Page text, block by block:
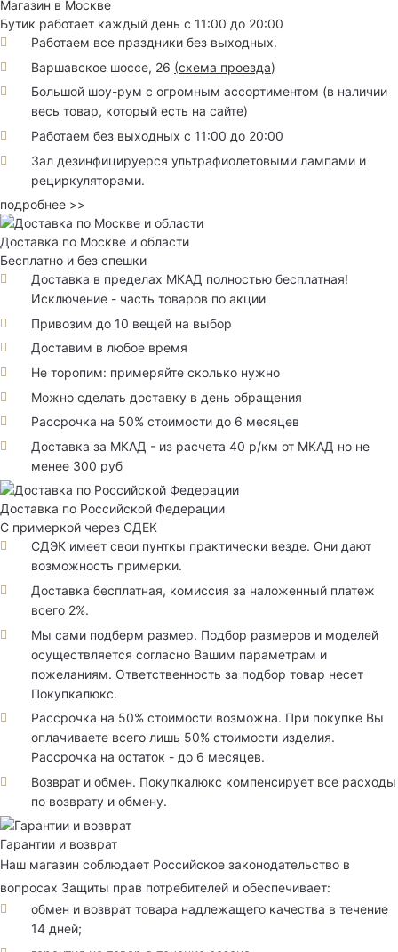
Магазин в Москве
Бутик работает каждый день с 11:00 до 20:00
Работаем все праздники без выходных.
Варшавское шоссе, 26 (схема проезда)
Большой шоу-рум с огромным ассортиментом (в наличии
весь товар, который есть на сайте)
Работаем без выходных с 11:00 до 20:00
Зал дезинфицируерся ультрафиолетовыми лампами и
рециркуляторами.
подробнее >>
Доставка по Москве и области
Бесплатно и без спешки
Доставка в пределах МКАД полностью бесплатная!
Исключение - часть товаров по акции
Привозим до 10 вещей на выбор
Доставим в любое время
Не торопим: примеряйте сколько нужно
Можно сделать доставку в день обращения
Рассрочка на 50% стоимости до 6 месяцев
Доставка за МКАД - из расчета 40 р/км от МКАД но не
менее 300 руб
Доставка по Российской Федерации
С примеркой через СДЕК
СДЭК имеет свои пунткы практически везде. Они дают
возможность примерки.
Доставка бесплатная, комиссия за наложенный платеж
всего 2%.
Мы сами подберм размер. Подбор размеров и моделей
осуществляется согласно Вашим параметрам и
пожеланиям. Ответственность за подбор товар несет
Покупкалюкс.
Рассрочка на 50% стоимости возможна. При покупке Вы
оплачиваете всего лишь 50% стоимости изделия.
Рассрочка на остаток - до 6 месяцев.
Возврат и обмен. Покупкалюкс компенсирует все расходы
по возврату и обмену.
Гарантии и возврат
Наш магазин соблюдает Российское законодательство в
вопросах Защиты прав потребителей и обеспечивает:
обмен и возврат товара надлежащего качества в течение
14 дней;